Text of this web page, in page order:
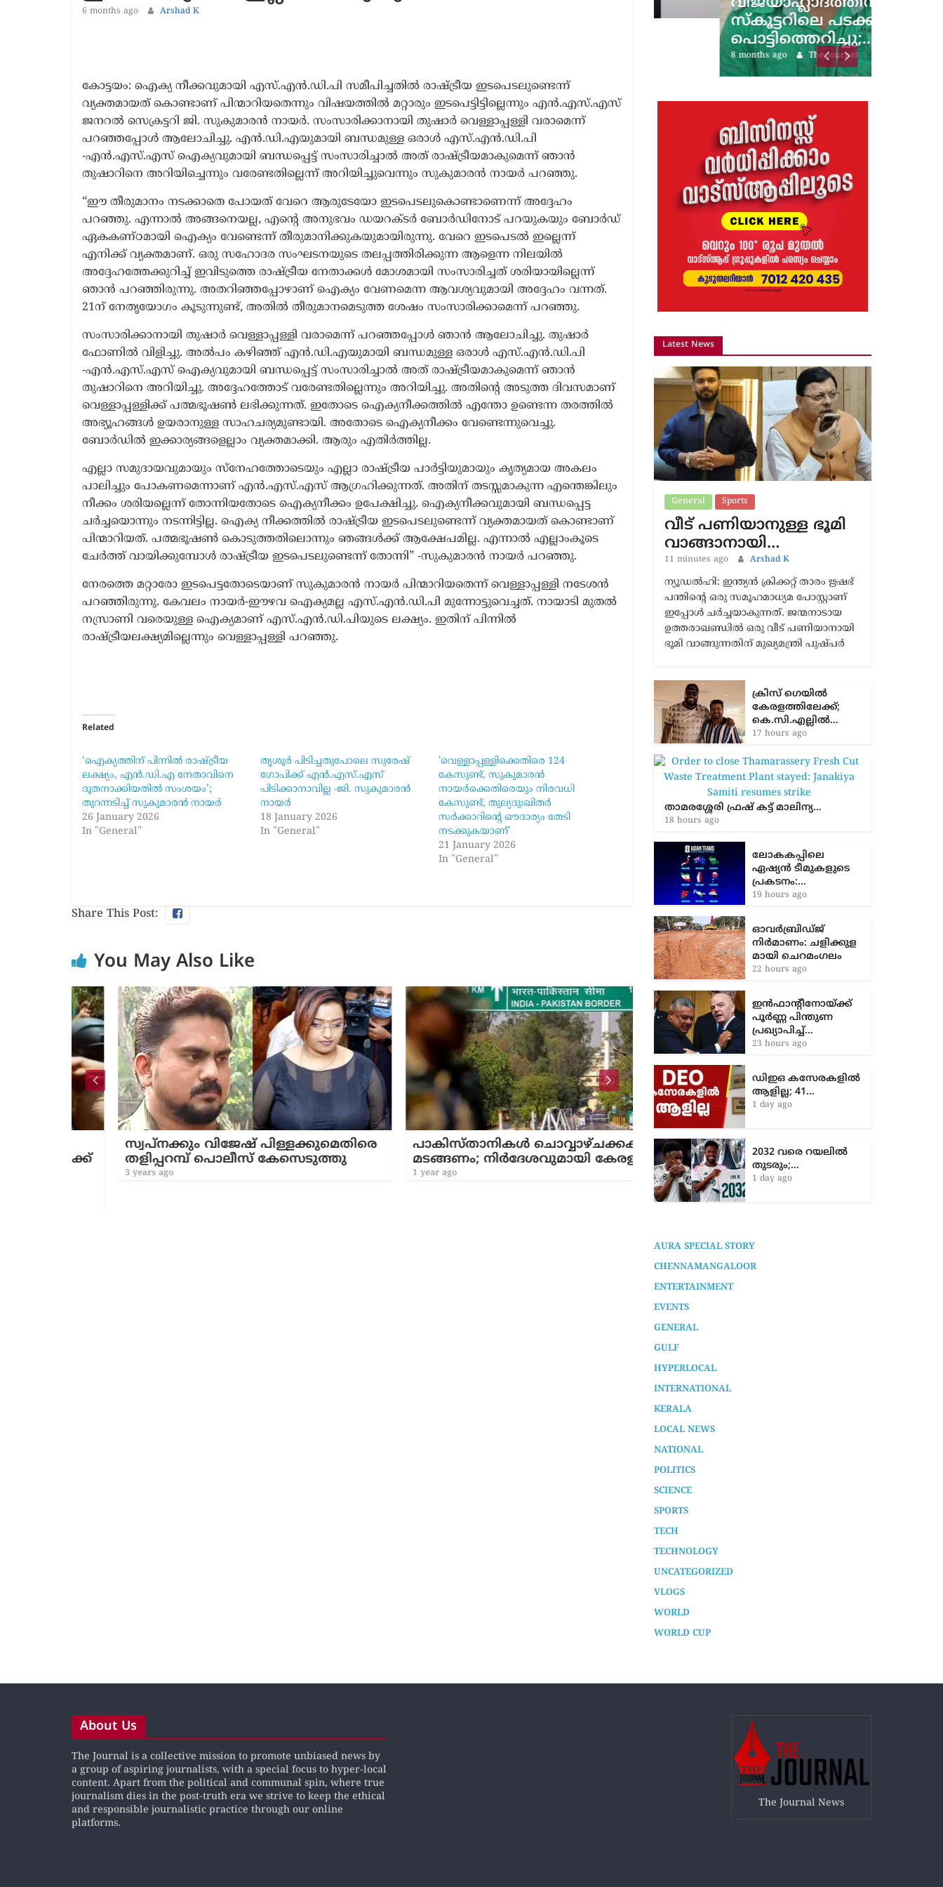
6 months ago Arshad K
കോട്ടയം: ഐക്യ നീക്കവുമായി എസ്.എൻ.ഡി.പി സമീപിച്ചതിൽ രാഷ്ട്രീയ ഇടപെടലുണ്ടെന്ന്
വ്യക്തമായത് കൊണ്ടാണ് പിന്മാറിയതെന്നും വിഷയത്തിൽ മറ്റാരും ഇടപെട്ടിട്ടില്ലെന്നും എൻ.എസ്.എസ്
ജനറൽ സെക്രട്ടറി ജി. സുകുമാരൻ നായർ. സംസാരിക്കാനായി തുഷാർ വെള്ളാപ്പള്ളി വരാമെന്ന്
പറഞ്ഞപ്പോൾ ആലോചിച്ചു. എൻ.ഡി.എയുമായി ബന്ധമുള്ള ഒരാൾ എസ്.എൻ.ഡി.പി
-എൻ.എസ്.എസ് ഐക്യവുമായി ബന്ധപ്പെട്ട് സംസാരിച്ചാൽ അത് രാഷ്ട്രീയമാകുമെന്ന് ഞാൻ
തുഷാറിനെ അറിയിച്ചെന്നും വരേണ്ടതില്ലെന്ന് അറിയിച്ചുവെന്നും സുകുമാരൻ നായർ പറഞ്ഞു.
“ഈ തീരുമാനം നടക്കാതെ പോയത് വേറെ ആരുടേയോ ഇടപെടലുകൊണ്ടാണെന്ന് അദ്ദേഹം
പറഞ്ഞു. എന്നാൽ അങ്ങനെയല്ല, എന്‍റെ അനുഭവം ഡയറക്ടർ ബോർഡിനോട് പറയുകയും ബോർഡ്
ഏകകണ്ഠമായി ഐക്യം വേണ്ടെന്ന് തീരുമാനിക്കുകയുമായിരുന്നു. വേറെ ഇടപെടൽ ഇല്ലെന്ന്
എനിക്ക് വ്യക്തമാണ്. ഒരു സഹോദര സംഘടനയുടെ തലപ്പത്തിരിക്കുന്ന ആളെന്ന നിലയിൽ
അദ്ദേഹത്തേക്കുറിച്ച് ഇവിടുത്തെ രാഷ്ട്രീയ നേതാക്കൾ മോശമായി സംസാരിച്ചത് ശരിയായില്ലെന്ന്
ഞാൻ പറഞ്ഞിരുന്നു. അതറിഞ്ഞപ്പോഴാണ് ഐക്യം വേണമെന്ന ആവശ്യവുമായി അദ്ദേഹം വന്നത്.
21ന് നേതൃയോഗം കൂടുന്നുണ്ട്, അതിൽ തീരുമാനമെടുത്ത ശേഷം സംസാരിക്കാമെന്ന് പറഞ്ഞു.
സംസാരിക്കാനായി തുഷാർ വെള്ളാപ്പള്ളി വരാമെന്ന് പറഞ്ഞപ്പോൾ ഞാൻ ആലോചിച്ചു. തുഷാർ
ഫോണിൽ വിളിച്ചു. അൽപം കഴിഞ്ഞ് എൻ.ഡി.എയുമായി ബന്ധമുള്ള ഒരാൾ എസ്.എൻ.ഡി.പി
-എൻ.എസ്.എസ് ഐക്യവുമായി ബന്ധപ്പെട്ട് സംസാരിച്ചാൽ അത് രാഷ്ട്രീയമാകുമെന്ന് ഞാൻ
തുഷാറിനെ അറിയിച്ചു. അദ്ദേഹത്തോട് വരേണ്ടതില്ലെന്നും അറിയിച്ചു. അതിന്‍റെ അടുത്ത ദിവസമാണ്
വെള്ളാപ്പള്ളിക്ക് പത്മഭൂഷൺ ലഭിക്കുന്നത്. ഇതോടെ ഐക്യനീക്കത്തിൽ എന്തോ ഉണ്ടെന്ന തരത്തിൽ
അഭ്യൂഹങ്ങൾ ഉയരാനുള്ള സാഹചര്യമുണ്ടായി. അതോടെ ഐക്യനീക്കം വേണ്ടെന്നുവെച്ചു.
ബോർഡിൽ ഇക്കാര്യങ്ങളെല്ലാം വ്യക്തമാക്കി. ആരും എതിർത്തില്ല.
എല്ലാ സമുദായവുമായും സ്നേഹത്തോടെയും എല്ലാ രാഷ്ട്രീയ പാർട്ടിയുമായും കൃത്യമായ അകലം
പാലിച്ചും പോകണമെന്നാണ് എൻ.എസ്.എസ് ആഗ്രഹിക്കുന്നത്. അതിന് തടസ്സമാകുന്ന എന്തെങ്കിലും
നീക്കം ശരിയല്ലെന്ന് തോന്നിയതോടെ ഐക്യനീക്കം ഉപേക്ഷിച്ചു. ഐക്യനീക്കവുമായി ബന്ധപ്പെട്ട
ചർച്ചയൊന്നും നടന്നിട്ടില്ല. ഐക്യ നീക്കത്തിൽ രാഷ്ട്രീയ ഇടപെടലുണ്ടെന്ന് വ്യക്തമായത് കൊണ്ടാണ്
പിന്മാറിയത്. പത്മഭൂഷൺ കൊടുത്തതിലൊന്നും ഞങ്ങൾക്ക് ആക്ഷേപമില്ല. എന്നാൽ എല്ലാംകൂടെ
ചേർത്ത് വായിക്കുമ്പോൾ രാഷ്ട്രീയ ഇടപെടലുണ്ടെന്ന് തോന്നി” -സുകുമാരൻ നായർ പറഞ്ഞു.
നേരത്തെ മറ്റാരോ ഇടപെട്ടതോടെയാണ് സുകുമാരൻ നായർ പിന്മാറിയതെന്ന് വെള്ളാപ്പള്ളി നടേശൻ
പറഞ്ഞിരുന്നു. കേവലം നായർ-ഈഴവ ഐക്യമല്ല എസ്.എൻ.ഡി.പി മുന്നോട്ടുവെച്ചത്. നായാടി മുതൽ
നസ്രാണി വരെയുള്ള ഐക്യമാണ് എസ്.എൻ.ഡി.പിയുടെ ലക്ഷ്യം. ഇതിന് പിന്നിൽ
രാഷ്ട്രീയലക്ഷ്യമില്ലെന്നും വെള്ളാപ്പള്ളി പറഞ്ഞു.
Related
‘ഐക്യത്തിന് പിന്നിൽ രാഷ്ട്രീയ
ലക്ഷ്യം, എൻ.ഡി.എ നേതാവിനെ
ദൂതനാക്കിയതിൽ സംശയം’;
തുറന്നടിച്ച് സുകുമാരൻ നായർ
26 January 2026
In "General"
തൃശൂർ പിടിച്ചതുപോലെ സുരേഷ്
ഗോപിക്ക് എൻ.എസ്.എസ്
പിടിക്കാനാവില്ല -ജി. സുകുമാരൻ
നായർ
18 January 2026
In "General"
'വെള്ളാപ്പള്ളിക്കെതിരെ 124
കേസുണ്ട്, സുകുമാരൻ
നായർക്കെതിരെയും നിരവധി
കേസുണ്ട്, തുല്യദുഃഖിതർ
സർക്കാറിന്റെ ഔദാര്യം തേടി
നടക്കുകയാണ്'
21 January 2026
In "General"
Share This Post:
You May Also Like
സ്വപ്നക്കും വിജേഷ് പിള്ളക്കുമെതിരെ
തളിപ്പറമ്പ് പൊലീസ് കേസെടുത്തു
3 years ago
പാകിസ്താനികൾ ചൊവ്വാഴ്ചക്കകം
മടങ്ങണം; നിർദേശവുമായി കേരളം
1 year ago
നിതിന്‍ രാജിന്‍റെ മരണം:
അഞ്ചരക്കണ്ടി ഡെന്‍റൽ കോളജിലേക്ക്
ദലിത് ലീഗ് നടത്തിയ മാർച്ചിൽ
സംഘർഷം
4 months ago
സ്കൂട്ടറിലെ പടക്കം
പൊട്ടിത്തെറിച്ചു;…
The Journal
Latest News
General Sports
വീട് പണിയാനുള്ള ഭൂമി
വാങ്ങാനായി…
11 minutes ago Arshad K
ന്യൂഡൽഹി: ഇന്ത്യൻ ക്രിക്കറ്റ് താരം ഋഷഭ്
പന്തിന്‍റെ ഒരു സമൂഹമാധ്യമ പോസ്റ്റാണ്
ഇപ്പോൾ ചർച്ചയാകുന്നത്. ജന്മനാടായ
ഉത്തരാഖണ്ഡിൽ ഒരു വീട് പണിയാനായി
ഭൂമി വാങ്ങുന്നതിന് മുഖ്യമന്ത്രി പുഷ്പർ
ക്രിസ് ഗെയിൽ
കേരളത്തിലേക്ക്;
കെ.സി.എല്ലിൽ…
17 hours ago
താമരശ്ശേരി ഫ്രഷ് കട്ട് മാലിന്യ…
18 hours ago
ലോകകപ്പിലെ
ഏഷ്യന്‍ ടീമുകളുടെ
പ്രകടനം:…
19 hours ago
ഓവർബ്രിഡ്ജ്
നിർമാണം: ച​ളി​ക്കു​ള​
മാ​യി ചെ​റ​മം​ഗ​ലം
22 hours ago
ഇൻഫാന്റീനോയ്ക്ക്
പൂർണ്ണ പിന്തുണ
പ്രഖ്യാപിച്ച്…
23 hours ago
ഡിഇഒ കസേരകളില്‍
ആളില്ല; 41…
1 day ago
2032 വരെ റയലിൽ
തുടരും;…
1 day ago
AURA SPECIAL STORY
CHENNAMANGALOOR
ENTERTAINMENT
EVENTS
GENERAL
GULF
HYPERLOCAL
INTERNATIONAL
KERALA
LOCAL NEWS
NATIONAL
POLITICS
SCIENCE
SPORTS
TECH
TECHNOLOGY
UNCATEGORIZED
VLOGS
WORLD
WORLD CUP
About Us
The Journal is a collective mission to promote unbiased news by
a group of aspiring journalists, with a special focus to hyper-local
content. Apart from the political and communal spin, where true
journalism dies in the post-truth era we strive to keep the ethical
and responsible journalistic practice through our online
platforms.
The Journal News